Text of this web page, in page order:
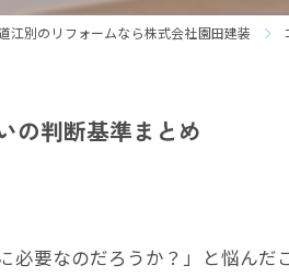
江別のリフォームなら株式会社園田建装
の判断基準まとめ
要なのだろうか？」と悩ん